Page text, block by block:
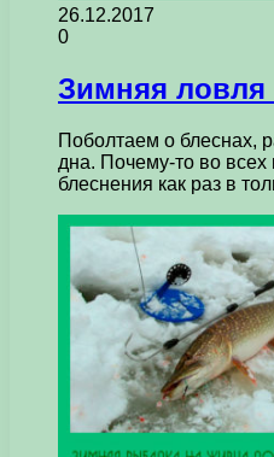
26.12.2017
0
Зимняя ловля
Поболтаем о блеснах,
дна. Почему-то во всех
блеснения как раз в